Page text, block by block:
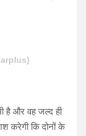
है और वह जल्द ही
करेगी कि दोनों के